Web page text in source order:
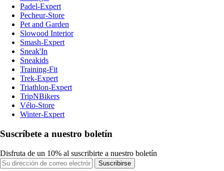
Padel-Expert
Pecheur-Store
Pet and Garden
Slowood Interior
Smash-Expert
Sneak'In
Sneakids
Training-Fit
Trek-Expert
Triathlon-Expert
TripNBikers
Vélo-Store
Winter-Expert
Suscríbete a nuestro boletín
Disfruta de un 10% al suscribirte a nuestro boletín
Suscribirse